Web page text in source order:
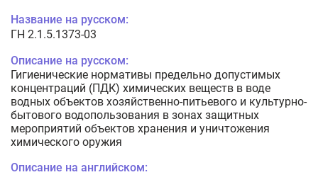
Название на русском:
ГН 2.1.5.1373-03
Описание на русском:
Гигиенические нормативы предельно допустимых
концентраций (ПДК) химических веществ в воде
водных объектов хозяйственно-питьевого и культурно-
бытового водопользования в зонах защитных
мероприятий объектов хранения и уничтожения
химического оружия
Описание на английском: